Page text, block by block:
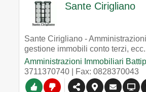
Sante Cirigliano
Sante Cirigliano -
gestione immobili conto terzi, ecc.
Amministrazioni Immobiliari
3711370740 | Fax: 0828370043